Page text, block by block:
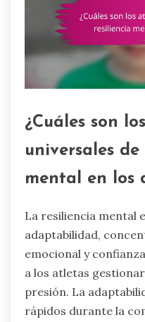
¿Cuáles son
universales
mental en los
La resiliencia mental
adaptabilidad,
emocional y
a los atletas
presión. La
rápidos durante la